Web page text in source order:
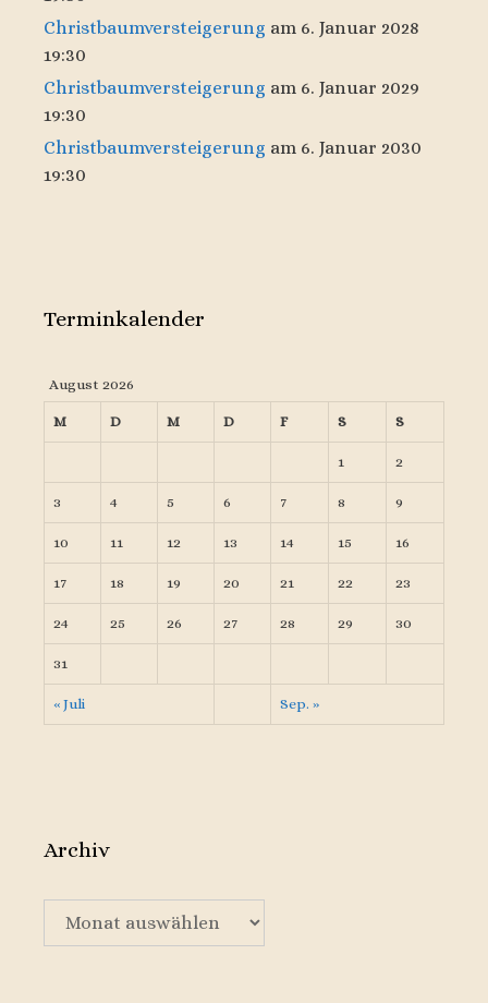
Christbaumversteigerung am 6. Januar 2028
19:30
Christbaumversteigerung am 6. Januar 2029
19:30
Christbaumversteigerung am 6. Januar 2030
19:30
Terminkalender
August 2026
M D M D F S S
1 2
3 4 5 6 7 8 9
10 11 12 13 14 15 16
17 18 19 20 21 22 23
24 25 26 27 28 29 30
31
« Juli Sep. »
Archiv